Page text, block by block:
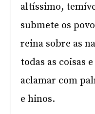
altíssimo,
submete os
reina sobre as
todas as coisas
aclamar com
e hinos.